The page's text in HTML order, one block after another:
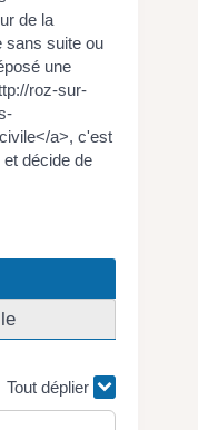
de la
sans suite ou
une
roz-sur-
a>, c'est
décide de
Tout déplier